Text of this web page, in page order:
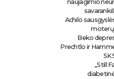
naujagimio
Achilo
moterų
Beko
Prechtlo ir
„Still